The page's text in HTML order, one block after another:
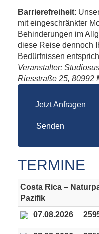
Barrierefreiheit:
mit eingeschränkter
Behinderungen im
diese Reise dennoch
Bedürfnissen
Veranstalter:
Riesstraße 25, 80992
Jetzt Anfragen
Senden
TERMINE
Costa Rica –
Pazifik
07.08.2026